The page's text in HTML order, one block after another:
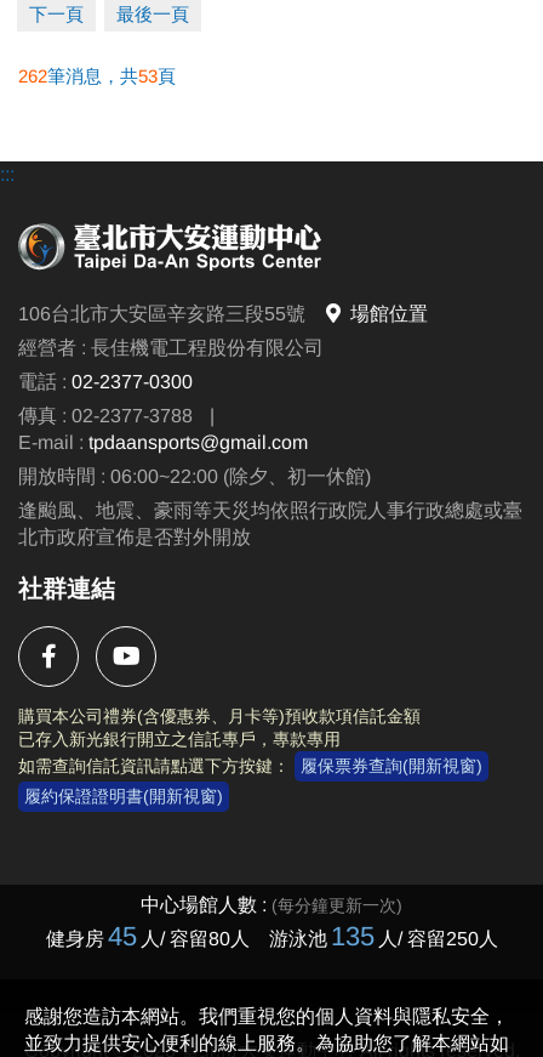
※貴賓券不限本人使用，可不限時使用大安泳池或健身
一、上述獎勵名額為三場檢定總和，獎勵自5月10日起開始發放，名額有限送完
二、獎勵領取方式：
1. 各等級獎勵每人限領一次，依「報名序號」排序發放獎勵。
2. 須同時符合以下條件，方可獲得獎勵：(1)通過該等級 (2)該等級獎勵領取名額
尚未額滿
[舉例說明] 若報名序號為第30名，於檢定當日最終通過「藍帽」等級(7-8級檢定
通過前10名可領取獎勵)，而三場檢定藍帽獎勵總名額尚餘9名，檢定當日報名序
號前29名中，僅有8名通過藍帽檢定，則您為第9名通過檢定，即符合資格可獲得
藍帽獎勵。
三、其他注意事項：獎勵以檢定當日最終等級為領取標準(限領最終等級不可選
[舉例說明] 檢定當日最終通過「藍帽」並符合領取資格，僅可領藍帽獎勵 (1-6級
無法領取)。若於其他檢定場次通過更高等級，可領取該等級獎勵，各等級獎勵每
人限領一次 (名額有限送完為止)。
入場票，入場票限當日使用，逾期無效，亦無法重新兌換、取消或退費。體適能
• ［撞球點數卡］至中心一樓場務櫃台出示卡片由工作人員畫押並登記當天時段，
退費。限現場登記當日場次，無法網路、電話預約保留。
※點數卡不限本人，使用期限至115/12/31，逾期無效，亦無法退費延期或兌換等
值商品。
※敬請由工作人員畫押日期兌換，切勿自行做記號，以免點數失效！
※體適能須滿16歲(含)以上方可入場，進場請遵守泳池、體適能場館管理規範，違
※使用撞球室含球具租借(需押證件)，進入撞球室請遵守場館規範，違者恕不得入
場。
下一頁 最後一頁
262筆消息，共53頁
:::
106台北市大安區辛亥路三段55號
場館位置
經營者 : 長佳機電工程股份有限公司
電話 : 02-2377-0300
傳真 : 02-2377-3788
|
E-mail : tpdaansports@gmail.com
開放時間 : 06:00~22:00 (除夕、初一休館)
逢颱風、地震、豪雨等天災均依照行政院人事行政總處或臺
北市政府宣佈是否對外開放
社群連結
購買本公司禮券(含優惠券、月卡等)預收款項信託金額
已存入新光銀行開立之信託專戶，專款專用
如需查詢信託資訊請點選下方按鍵：
履保票券查詢(開新視窗)
履約保證證明書(開新視窗)
Copyright © 2023 臺北市大安運動中心 All rights reserved.